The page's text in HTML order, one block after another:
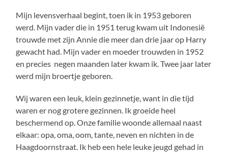
Mijn levensverhaal begint, toen ik in 1953 geboren
werd. Mijn vader die in 1951 terug kwam uit Indonesië
trouwde met zijn Annie die meer dan drie jaar op Harry
gewacht had. Mijn vader en moeder trouwden in 1952
en precies negen maanden later kwam ik. Twee jaar later
werd mijn broertje geboren.
Wij waren een leuk, klein gezinnetje, want in die tijd
waren er nog grotere gezinnen. Ik groeide heel
beschermend op. Onze familie woonde allemaal naast
elkaar: opa, oma, oom, tante, neven en nichten in de
Haagdoornstraat. Ik heb een hele leuke jeugd gehad in